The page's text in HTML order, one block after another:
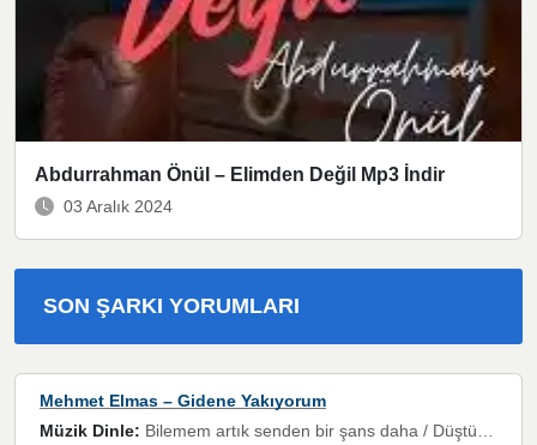
Abdurrahman Önül – Elimden Değil Mp3 İndir
03 Aralık 2024
SON ŞARKI YORUMLARI
Mehmet Elmas – Gidene Yakıyorum
Müzik Dinle: Bilemem artık senden bir şans daha / Düştüğün zaman ben olmayacağım yanında” dizeleri, artık geçmişin tekrarına izin verilmeyeceğini, kişisel sınırların çizildiğini gösteriyor.